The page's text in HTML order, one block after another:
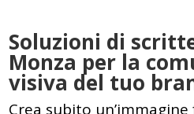
Soluzioni di
Monza per la
visiva del tuo
Crea subito